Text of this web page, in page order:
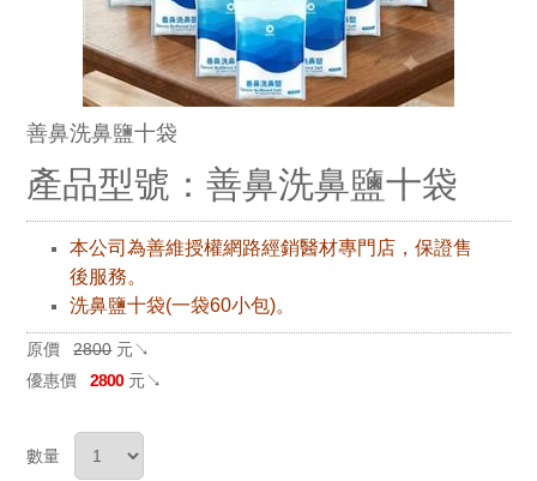
善鼻洗鼻鹽十袋
產品型號：善鼻洗鼻鹽十袋
本公司為善維授權網路經銷醫材專門店，保證售
後服務。
洗鼻鹽十袋(一袋60小包)。
原價 2800元↘
優惠價
2800元↘
數量